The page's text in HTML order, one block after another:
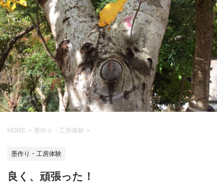
HOME > 墨作り・工房体験 >
墨作り・工房体験
良く、頑張った！